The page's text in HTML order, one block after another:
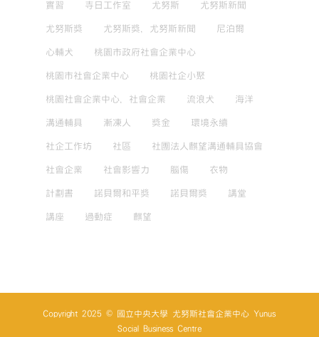
實習 寺日工作室 尤努斯 尤努斯新聞
尤努斯獎 尤努斯獎，尤努斯新聞 尼泊爾
心輔犬 桃園市政府社會企業中心
桃園市社會企業中心 桃園社企小聚
桃園社會企業中心，社會企業 流浪犬 海洋
溝通輔具 漸凍人 獎金 環境永續
社企工作坊 社區 社團法人麒望溝通輔具協會
社會企業 社會影響力 腦傷 衣物
計劃書 諾貝爾和平獎 諾貝爾獎 講堂
講座 過動症 麒望
Copyright 2025 © 國立中央大學 尤努斯社會企業中心 Yunus
Social Business Centre